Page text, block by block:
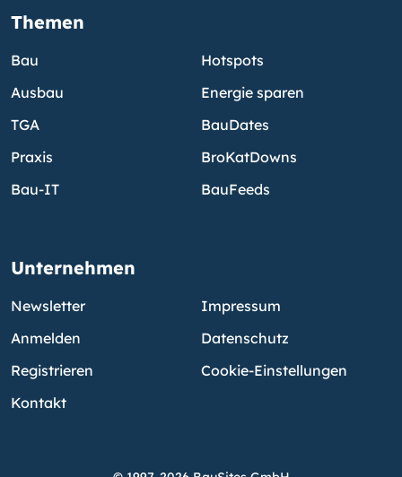
Themen
Bau
Ausbau
TGA
Praxis
Bau-IT
Hotspots
Energie sparen
BauDates
BroKatDowns
BauFeeds
Unternehmen
Newsletter
Anmelden
Registrieren
Kontakt
Impressum
Datenschutz
Cookie-Einstellungen